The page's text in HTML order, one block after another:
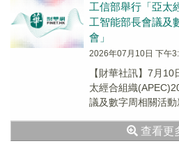
工信部舉行「亞太
工智能部長會議及
會」
2026年07月10日 下午
【財華社訊】7月
太經合組織
議及數字周相關活動
查看更